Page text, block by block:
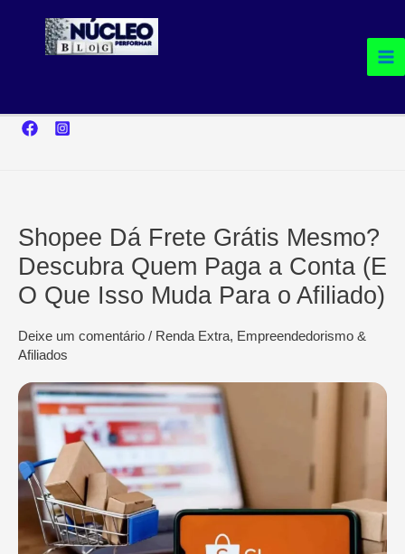
Shopee Dá Frete Grátis Mesmo?
Descubra Quem Paga a Conta (E
O Que Isso Muda Para o Afiliado)
Deixe um comentário / Renda Extra, Empreendedorismo &
Afiliados